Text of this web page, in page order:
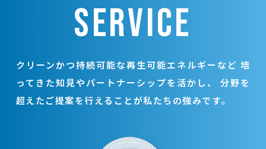
SERVICE
クリーンかつ持続可能な再生可能エネルギーなど 培
ってきた知見やパートナーシップを活かし、
分野を
超えたご提案を行えることが私たちの強みです。